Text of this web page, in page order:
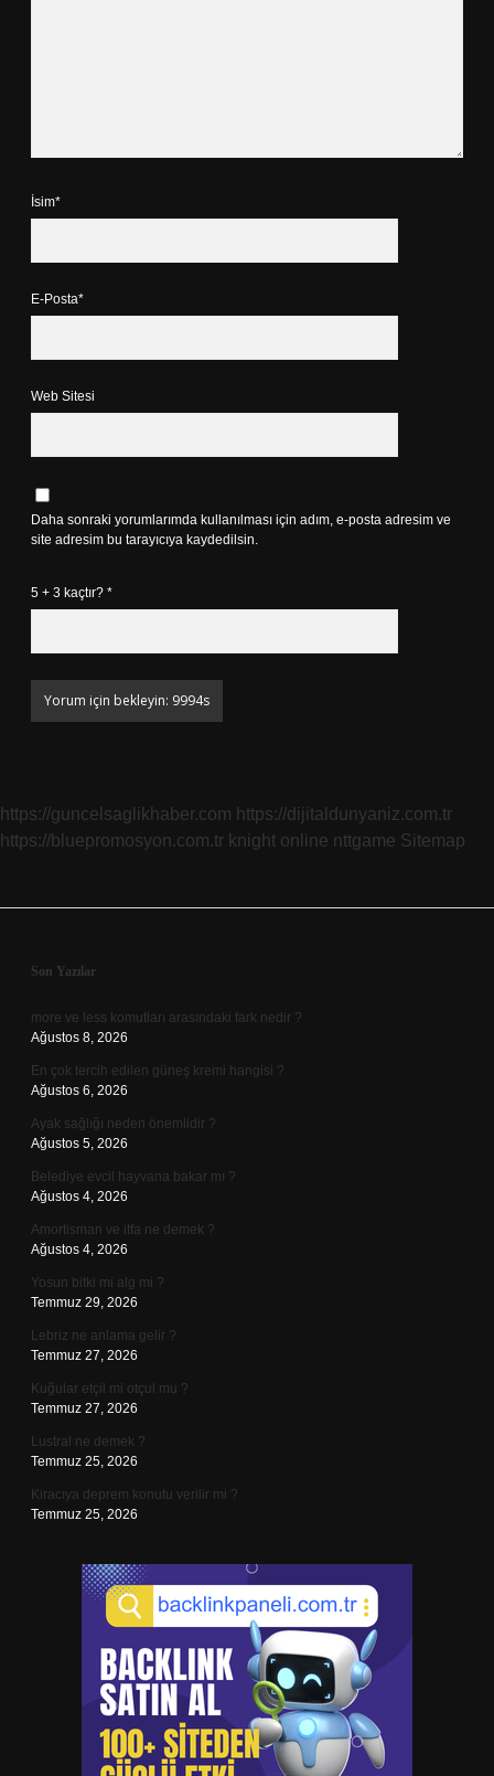
İsim*
E-Posta*
Web Sitesi
Daha sonraki yorumlarımda kullanılması için adım, e-posta adresim ve
site adresim bu tarayıcıya kaydedilsin.
5 + 3 kaçtır? *
https://guncelsaglikhaber.com https://dijitaldunyaniz.com.tr
https://bluepromosyon.com.tr knight online nttgame Sitemap
Sidebar
Son Yazılar
more ve less komutları arasındaki fark nedir ?
Ağustos 8, 2026
En çok tercih edilen güneş kremi hangisi ?
Ağustos 6, 2026
Ayak sağlığı neden önemlidir ?
Ağustos 5, 2026
Belediye evcil hayvana bakar mı ?
Ağustos 4, 2026
Amortisman ve itfa ne demek ?
Ağustos 4, 2026
Yosun bitki mi alg mi ?
Temmuz 29, 2026
Lebriz ne anlama gelir ?
Temmuz 27, 2026
Kuğular etçil mi otçul mu ?
Temmuz 27, 2026
Lustral ne demek ?
Temmuz 25, 2026
Kiracıya deprem konutu verilir mi ?
Temmuz 25, 2026